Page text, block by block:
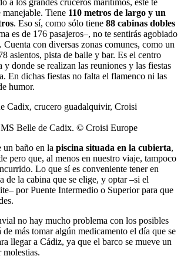
manejable. Tiene 110 metros de largo y un
. Eso sí, como sólo tiene 88 cabinas dobles
es de 176 pasajeros–, no te sentirás agobiado
con diversas zonas comunes, como un
asientos, pista de baile y bar. Es el centro
y donde se realizan las reuniones y las fiestas
En dichas fiestas no falta el flamenco ni las
humor.
MS Belle de Cadix. © Croisi Europe
un baño en la piscina situada en la cubierta,
pero que, al menos en nuestro viaje, tampoco
Lo que sí es conveniente tener en
de la cabina que se elige, y optar –si el
por Puente Intermedio o Superior para que
no hay mucho problema con los posibles
de más tomar algún medicamento el día que se
llegar a Cádiz, ya que el barco se mueve un
molestias.